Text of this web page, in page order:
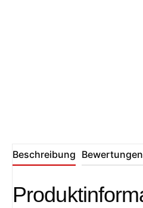
Beschreibung Bewertungen